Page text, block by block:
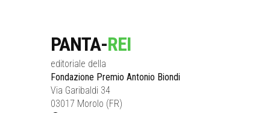
PANTA-REI
editoriale della
Fondazione Premio Antonio Biondi
Via Garibaldi 34
03017 Morolo (FR)